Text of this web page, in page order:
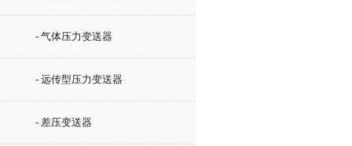
- 气体压力变送器
- 远传型压力变送器
- 差压变送器